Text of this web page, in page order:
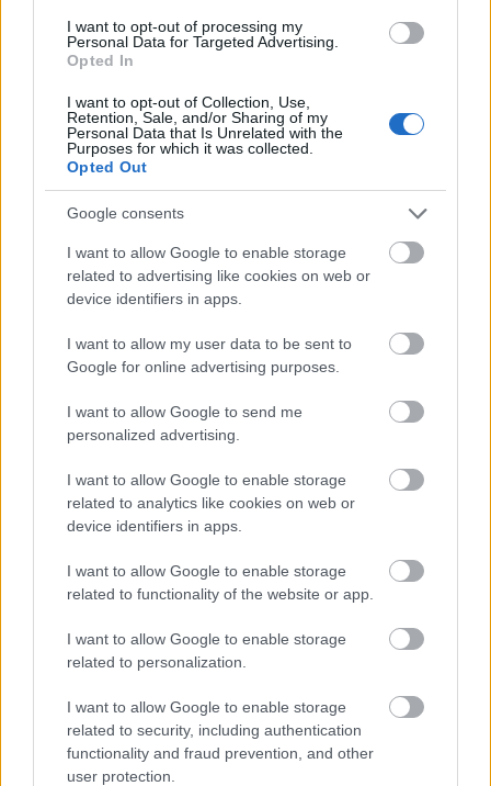
I want to opt-out of processing my
Personal Data for Targeted Advertising.
Opted In
I want to opt-out of Collection, Use,
Retention, Sale, and/or Sharing of my
Personal Data that Is Unrelated with the
Purposes for which it was collected.
Opted Out
Google consents
I want to allow Google to enable storage
related to advertising like cookies on web or
device identifiers in apps.
I want to allow my user data to be sent to
Google for online advertising purposes.
I want to allow Google to send me
personalized advertising.
I want to allow Google to enable storage
related to analytics like cookies on web or
device identifiers in apps.
I want to allow Google to enable storage
related to functionality of the website or app.
I want to allow Google to enable storage
related to personalization.
I want to allow Google to enable storage
related to security, including authentication
functionality and fraud prevention, and other
user protection.
TAGS: Τράπεζα Πειραιώς
BEST OFINTERNET
ΣΕΦ: Επαναπροκηρύσσεται η ενεργειακή
διαγωνισμός
Τζέφρι Μονκαντά: Ποιος είναι ο «εγκέφαλος» που
εμπιστεύτηκε ο Βαγγέλης Μαρινάκης
Μάριους Κράιγκερ Λιντ: Ο ποδοσφαιριστής που